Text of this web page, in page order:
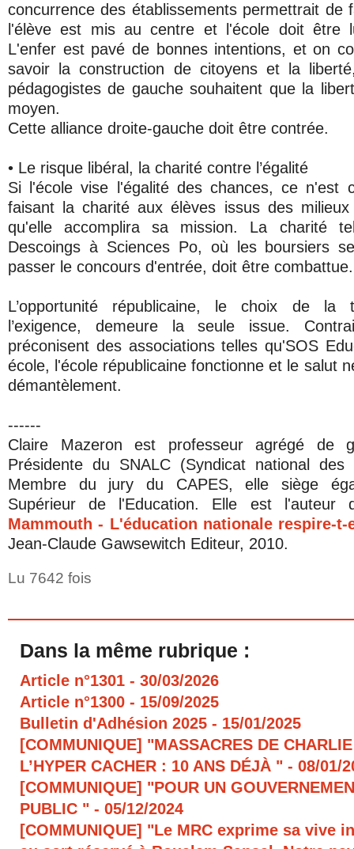
concurrence des établissements permettrait de
l'élève est mis au centre et l'école doit être
L'enfer est pavé de bonnes intentions, et on
savoir la construction de citoyens et la
pédagogistes de gauche souhaitent que la
moyen.
Cette alliance droite-gauche doit être contrée.
• Le risque libéral, la charité contre l’égalité
Si l'école vise l'égalité des chances, ce n'est
faisant la charité aux élèves issus des
qu'elle accomplira sa mission. La charité
Descoings à Sciences Po, où les boursiers
passer le concours d'entrée, doit être combattue.
L’opportunité républicaine, le choix de la
l’exigence, demeure la seule issue.
préconisent des associations telles qu'SOS
école, l'école républicaine fonctionne et le salut
démantèlement.
------
Claire Mazeron est professeur agrégé de
Présidente du SNALC (Syndicat national
Membre du jury du CAPES, elle siège
Supérieur de l'Education. Elle est l'auteur
Mammouth - L'éducation nationale respire-t-
Jean-Claude Gawsewitch Editeur, 2010.
Lu 7642 fois
Dans la même rubrique :
Article n°1301 - 30/03/2026
Article n°1300 - 15/09/2025
Bulletin d'Adhésion 2025 - 15/01/2025
[COMMUNIQUE] "MASSACRES DE
L’HYPER CACHER : 10 ANS DÉJÀ " - 08/01/
[COMMUNIQUE] "POUR UN
PUBLIC " - 05/12/2024
[COMMUNIQUE] "Le MRC exprime sa vive